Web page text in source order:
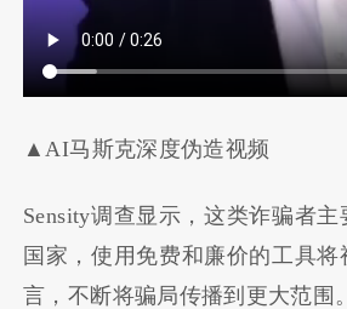
▲AI马斯克深度伪造视频
Sensity调查显示，这类诈骗者
国家，使用免费和廉价的工具
言，不断将骗局传播到更大范围。